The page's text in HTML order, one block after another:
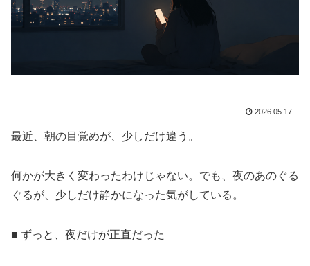
2026.05.17
最近、朝の目覚めが、少しだけ違う。
何かが大きく変わったわけじゃない。でも、夜のあのぐる
ぐるが、少しだけ静かになった気がしている。
■ ずっと、夜だけが正直だった